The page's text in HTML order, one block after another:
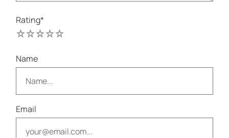
Rating*
5
4
3
2
Name
Email